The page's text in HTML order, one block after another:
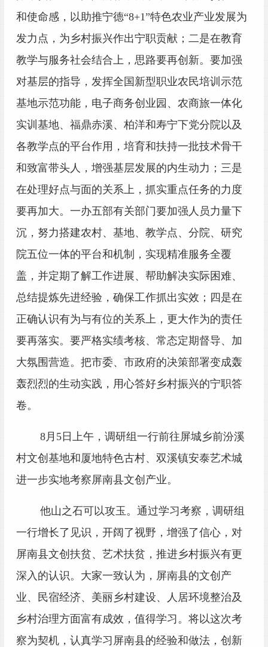
和使命感，以助推宁德“8+1”特色农业产业发展为
发力点，为乡村振兴作出宁职贡献；二是在教育
教学与服务社会结合上，思路要再创新。要加强
对基层的指导，发挥全国新型职业农民培训示范
基地示范功能，电子商务创业园、农商旅一体化
实训基地、福鼎赤溪、柏洋和寿宁下党分院以及
各教学点的平台作用，培育和扶持一批技术骨干
和致富带头人，增强基层发展的内生动力；三是
在处理好点与面的关系上，抓实重点任务的力度
要再加大。一办五部有关部门要加强人员力量下
沉，努力搭建农村、基地、教学点、分院、研究
院五位一体的平台和机制，实现精准服务全覆
盖，并定期了解工作进展、帮助解决实际困难、
总结提炼先进经验，确保工作抓出实效；四是在
正确认识有为与有位的关系上，更大作为的责任
要再落实。要严格实绩考核、常态定期督导、加
大氛围营造。把市委、市政府的决策部署变成轰
轰烈烈的生动实践，用心答好乡村振兴的宁职答
卷。
8 月5日上午，调研组一行前往屏城乡前汾溪
村文创基地和厦地特色古村、双溪镇安泰艺术城
进一步实地考察屏南县文创产业。
他山之石可以攻玉。通过学习考察，调研组
一行增长了见识，开阔了视野，增强了信心，对
屏南县文创扶贫、艺术扶贫，推进乡村振兴有更
深入的认识。大家一致认为，屏南县的文创产
业、民宿经济、美丽乡村建设、人居环境整治及
乡村治理方面富有成效，值得学习。将以这次考
察为契机，认真学习屏南县的经验和做法，创新